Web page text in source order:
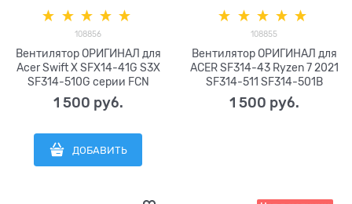
108856
Вентилятор ОРИГИНАЛ для
Acer Swift X SFX14-41G S3X
SF314-510G серии FCN
DFS5K12304363N FN33 DC5V
0.5A (4pin) DC28000W4F0
1 500 руб.
ДОБАВИТЬ
108855
Вентилятор ОРИГИНАЛ для
ACER SF314-43 Ryzen 7 2021
SF314-511 SF314-501B
N20C12 серии FCN
DFS5K22B15673S FNM2 DC5V
1 500 руб.